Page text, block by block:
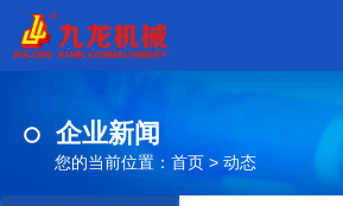
企业新闻
您的当前位置： 首页 > 动态